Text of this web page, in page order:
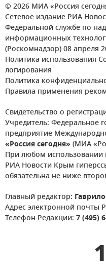
© 2026 МИА «Россия
Сетевое издание РИА
Федеральной службе по
информационных
(Роскомнадзор) 08 апреля
Политика использования
логирования
Политика
Правила применения
Свидетельство о
Учредитель: Федеральное
предприятие
«Россия сегодня» (МИА
При любом использовании
РИА Новости Крым
обязательна не ниже
Главный редактор:
Адрес электронной почты
Телефон Редакции: 7 (495)